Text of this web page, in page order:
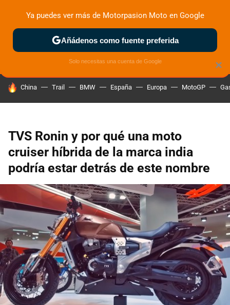
ZONA DE PRUEBAS DEPORTIVAS MOTOS ELÉCTRICAS
HOY SE HABLA DE
China Trail BMW España Europa MotoGP
TVS Ronin y por qué una moto
cruiser híbrida de la marca india
podría estar detrás de este nombre
×
Ya puedes ver más de Motorpasion Moto en Google
Añádenos como fuente preferida
Solo necesitas una cuenta de Google